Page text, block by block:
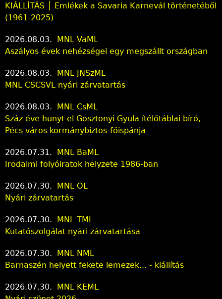
KIÁLLÍTÁS │ Emlékek a Savaria Karnevál történetéből
(1961-2025)
2026.08.03.
MNL VaML
Aszályos évek nehézségei egy megszállt országban
2026.08.03.
MNL JNSzML
MNL CSCSVL nyári zárvatartás
2026.08.03.
MNL CsML
Száz éve hunyt el Gosztonyi Gyula ítélőtáblai bíró,
Pécs város kormánybiztos-főispánja
2026.07.31.
MNL BaML
Irodalmi folyóiratok helyzete 1986-ban
2026.07.30.
MNL OL
Nyári zárvatartás
2026.07.30.
MNL TML
Kutatószolgálat nyári zárvatartása
2026.07.30.
MNL NML
Barnaszén helyett fekete lemezek... - kiállítás
2026.07.30.
MNL KEML